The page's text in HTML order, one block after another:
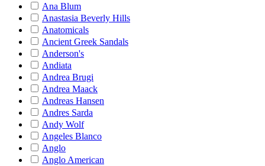
Ana Blum
Anastasia Beverly Hills
Anatomicals
Ancient Greek Sandals
Anderson's
Andiata
Andrea Brugi
Andrea Maack
Andreas Hansen
Andres Sarda
Andy Wolf
Angeles Blanco
Anglo
Anglo American